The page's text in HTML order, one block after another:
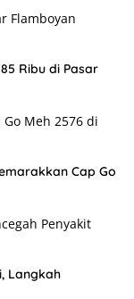
Ribu di Pasar
Cap Go
Langkah